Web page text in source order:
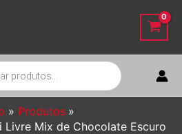
Produtos
Livre Mix de Chocolate Escuro